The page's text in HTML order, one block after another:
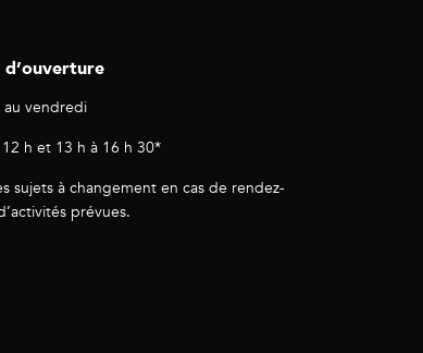
d’ouverture
au vendredi
h et 13 h à 16 h 30*
sujets à changement en cas de rendez-
prévues.